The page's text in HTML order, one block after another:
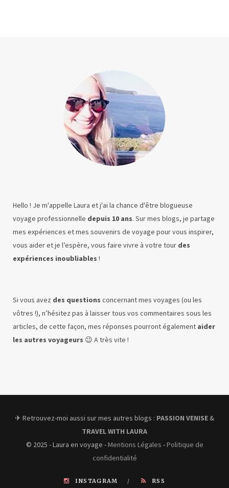
Hello ! Je m'appelle Laura et j'ai la chance d'être blogueuse
voyage professionnelle depuis 10 ans. Sur mes blogs, je partage
mes expériences et mes souvenirs de voyage pour vous inspirer,
vous aider et je l’espère, vous faire vivre à votre tour des
expériences inoubliables !
Si vous avez des questions concernant mes voyages (ou les
vôtres !), n’hésitez pas à laisser tous vos commentaires sous les
articles, de cette façon, mes réponses pourront également aider
les autres voyageurs 😉 A très vite !
✈︎ Retrouvez-moi aussi sur mes autres blogs : PASSION VENISE &
TRAVEL WITH LAURA
© 2025 - Laura en voyage -Mentions Légales -Politique de
confidentialité
INSTAGRAM RSS